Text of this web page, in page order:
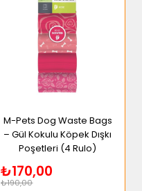
M-Pets Dog Waste Bags
– Gül Kokulu Köpek Dışkı
Poşetleri (4 Rulo)
₺170,00
₺190,00